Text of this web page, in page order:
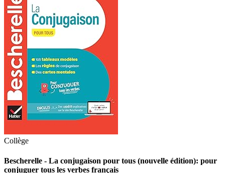
Collège
Bescherelle - La conjugaison pour tous (nouvelle édition): pour
conjuguer tous les verbes français